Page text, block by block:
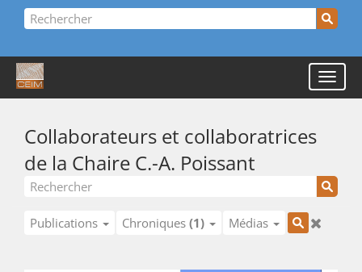
Collaborateurs et collaboratrices
de la Chaire C.-A. Poissant
Publications Chroniques (1) Médias